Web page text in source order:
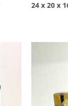
24 x 20 x